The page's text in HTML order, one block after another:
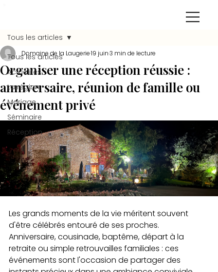
Tous les articles
Actualités
La région
Mariage
Séminaire
Réception
Tous les articles
Organiser une réception réussie :
anniversaire, réunion de famille ou
événement privé
Domaine de la Laugerie19 juin3 min de lecture
Les grands moments de la vie méritent souvent
d'être célébrés entouré de ses proches.
Anniversaire, cousinade, baptême, départ à la
retraite ou simple retrouvailles familiales : ces
événements sont l'occasion de partager des